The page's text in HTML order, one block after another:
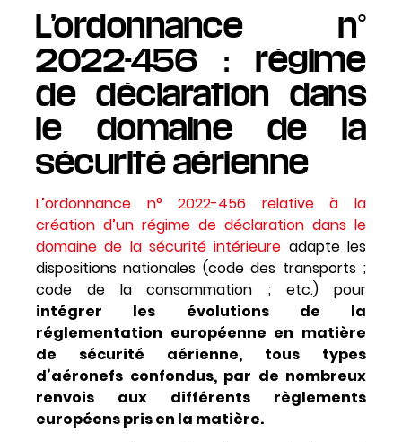
L’ordonnance n°
2022-456 : régime
de déclaration dans
le domaine de la
sécurité aérienne
L’ordonnance n° 2022-456 relative à la
création d’un régime de déclaration dans le
domaine de la sécurité intérieure adapte les
dispositions nationales (code des transports ;
code de la consommation ; etc.) pour
intégrer les évolutions de la
réglementation européenne en matière
de sécurité aérienne, tous types
d’aéronefs confondus, par de nombreux
renvois aux différents règlements
européens pris en la matière.